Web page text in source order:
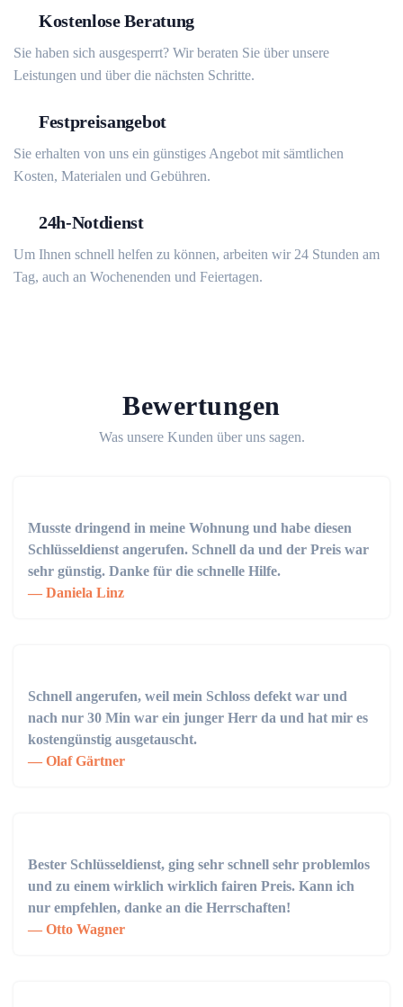
Kostenlose Beratung
Sie haben sich ausgesperrt? Wir beraten Sie über unsere
Leistungen und über die nächsten Schritte.
Festpreisangebot
Sie erhalten von uns ein günstiges Angebot mit sämtlichen
Kosten, Materialen und Gebühren.
24h-Notdienst
Um Ihnen schnell helfen zu können, arbeiten wir 24 Stunden am
Tag, auch an Wochenenden und Feiertagen.
Bewertungen
Was unsere Kunden über uns sagen.
Musste dringend in meine Wohnung und habe diesen
Schlüsseldienst angerufen. Schnell da und der Preis war
sehr günstig. Danke für die schnelle Hilfe.
Daniela Linz
Schnell angerufen, weil mein Schloss defekt war und
nach nur 30 Min war ein junger Herr da und hat mir es
kostengünstig ausgetauscht.
Olaf Gärtner
Bester Schlüsseldienst, ging sehr schnell sehr problemlos
und zu einem wirklich wirklich fairen Preis. Kann ich
nur empfehlen, danke an die Herrschaften!
Otto Wagner